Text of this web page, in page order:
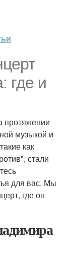
где и
протяжении
музыкой и
как
стали
для вас. Мы
где он